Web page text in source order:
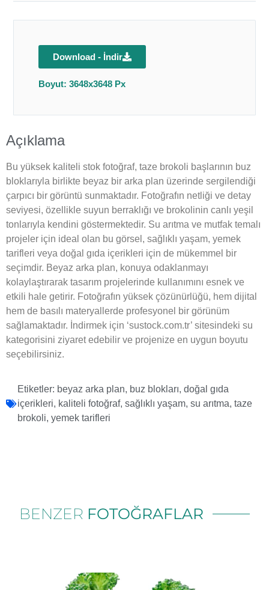
Download - İndir
Boyut: 3648x3648 Px
Açıklama
Bu yüksek kaliteli stok fotoğraf, taze brokoli başlarının buz
bloklarıyla birlikte beyaz bir arka plan üzerinde sergilendiği
çarpıcı bir görüntü sunmaktadır. Fotoğrafın netliği ve detay
seviyesi, özellikle suyun berraklığı ve brokolinin canlı yeşil
tonlarıyla kendini göstermektedir. Su arıtma ve mutfak temalı
projeler için ideal olan bu görsel, sağlıklı yaşam, yemek
tarifleri veya doğal gıda içerikleri için de mükemmel bir
seçimdir. Beyaz arka plan, konuya odaklanmayı
kolaylaştırarak tasarım projelerinde kullanımını esnek ve
etkili hale getirir. Fotoğrafın yüksek çözünürlüğü, hem dijital
hem de basılı materyallerde profesyonel bir görünüm
sağlamaktadır. İndirmek için ‘sustock.com.tr’ sitesindeki su
kategorisini ziyaret edebilir ve projenize en uygun boyutu
seçebilirsiniz.
Etiketler: beyaz arka plan, buz blokları, doğal gıda
içerikleri, kaliteli fotoğraf, sağlıklı yaşam, su arıtma, taze
brokoli, yemek tarifleri
BENZER FOTOĞRAFLAR